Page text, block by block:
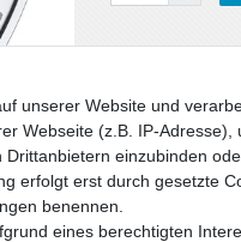
* inkl. ges. MwSt. zzgl.
unserer Website und
Webseite (z.B. IP-Adresse),
einzubinden
erfolgt erst durch gesetzte
benennen.
eines berechtigten